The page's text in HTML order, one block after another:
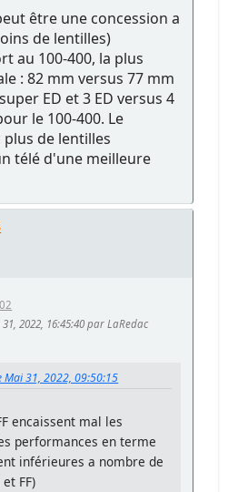
être une concession a
de lentilles)
au 100-400, la plus
: 82 mm versus 77 mm
ED et 3 ED versus 4
le 100-400. Le
de lentilles
télé d'une meilleure
2022, 16:45:40 par LaRedac
Mai 31, 2022, 09:50:15
encaissent mal les
performances en terme
inférieures a nombre de
FF)